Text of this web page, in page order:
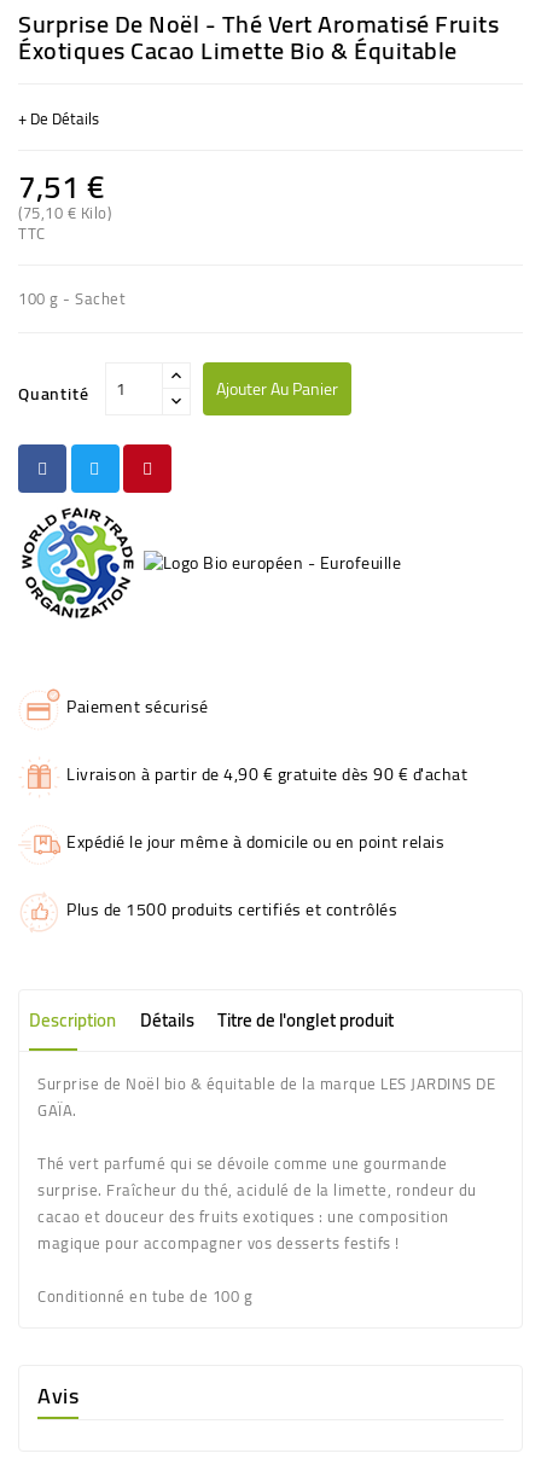
Surprise De Noël - Thé Vert Aromatisé Fruits
Éxotiques Cacao Limette Bio & Équitable
+ De Détails
7,51 €
(75,10 € Kilo)
TTC
100 g - Sachet
Quantité Ajouter Au Panier
Paiement sécurisé
Livraison à partir de 4,90 € gratuite dès 90 € d'achat
Expédié le jour même à domicile ou en point relais
Plus de 1500 produits certifiés et contrôlés
Description Détails Titre de l'onglet produit
Surprise de Noël bio & équitable de la marque LES JARDINS DE
GAÏA.
Thé vert parfumé qui se dévoile comme une gourmande
surprise. Fraîcheur du thé, acidulé de la limette, rondeur du
cacao et douceur des fruits exotiques : une composition
magique pour accompagner vos desserts festifs !
Conditionné en tube de 100 g
Avis